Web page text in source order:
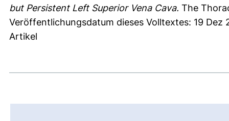
but Persistent Left Superior Vena Cava. The
Veröffentlichungsdatum dieses Volltextes: 19 Dez
Artikel